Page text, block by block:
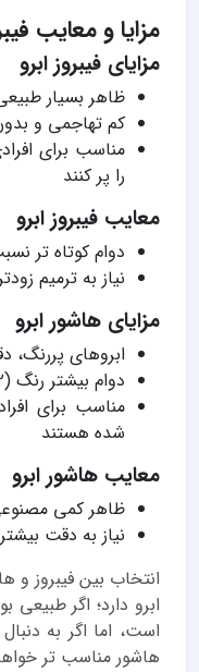
مزایا و معایب
مزایای فیبروز ابرو
ظاهر بسیار
کم تهاجمی و
مناسب برای
را پر کنند
معایب فیبروز ابرو
دوام کوتاه تر نسبت به
نیاز به ترمیم
مزایای هاشور ابرو
ابروهای پررنگ،
دوام بیشتر رنگ (۱۲ تا ۱۸ ماه)
مناسب برای
شده هستند
معایب هاشور ابرو
ظاهر کمی
نیاز به دقت
انتخاب بین فیبروز
ابرو دارد؛ اگر طبیعی
است، اما اگر به
هاشور مناسب تر